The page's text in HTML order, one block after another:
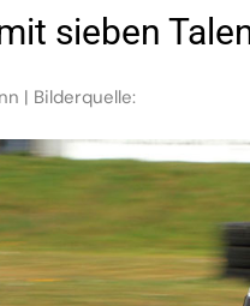
sieben
| Bilderquelle: